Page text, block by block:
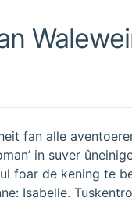
fan alle
in suver
foar de kening te
Isabelle.